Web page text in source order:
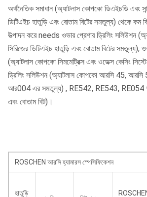
অর্থনৈতিক সমাধান (অ্যাটলাস কোপকো ডিএইচডি এবং
ডিটিএইচ হাতুড়ি এবং বোতাম বিটের সমতুল্য) থেকে কম
উত্পাদন করে needs ওভার প্রেশার ড্রিলিং সলিউশন
সিরিজের ডিটিএইচ হাতুড়ি এবং বোতাম বিটের সমতুল্য),
(অ্যাটলাস কোপকো সিমমেট্রিক্স এবং ওডেক্স কেসিং
ড্রিলিং সলিউশন (অ্যাটলাস কোপকো আরসি 45, আরসি
আর004 এর সমতুল্য) , RE542, RE543, RE054
এবং বোতাম বিট)।
ROSCHEN আরসি হ্যামারস স্পেসিফিকেশন
হাতুড়ি